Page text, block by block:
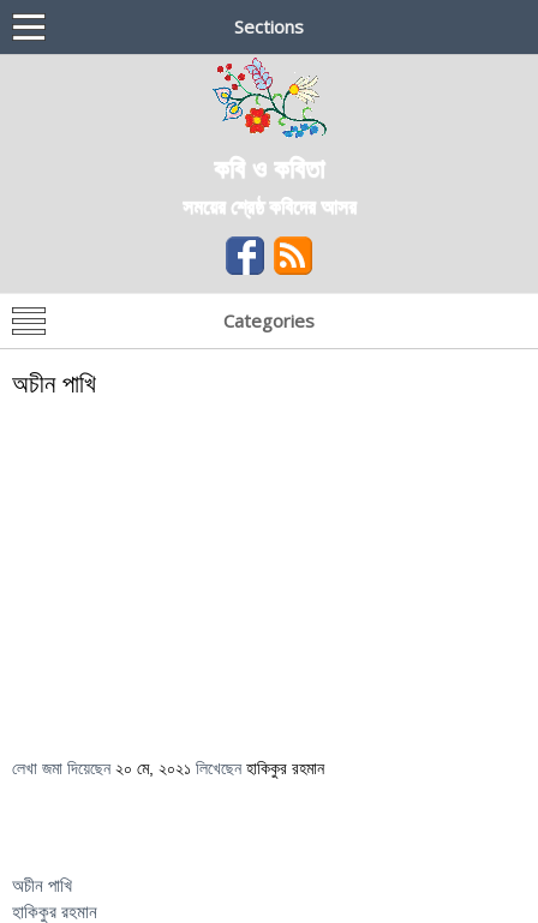
Sections
কবি ও কবিতা
সময়ের শ্রেষ্ঠ কবিদের আসর
Categories
অচীন পাখি
লেখা জমা দিয়েছেন ২০ মে, ২০২১ লিখেছেন হাকিকুর রহমান
অচীন পাখি
হাকিকুর রহমান